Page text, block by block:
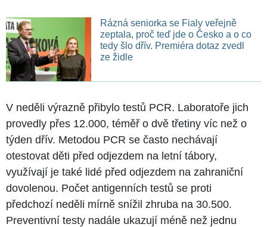
Rázná seniorka se Fialy veřejně
zeptala, proč teď jde o Česko a o co
tedy šlo dřív. Premiéra dotaz zvedl
ze židle
V neděli výrazně přibylo testů PCR. Laboratoře jich
provedly přes 12.000, téměř o dvě třetiny víc než o
týden dřív. Metodou PCR se často nechávají
otestovat děti před odjezdem na letní tábory,
využívají je také lidé před odjezdem na zahraniční
dovolenou. Počet antigenních testů se proti
předchozí neděli mírně snížil zhruba na 30.500.
Preventivní testy nadále ukazují méně než jednu